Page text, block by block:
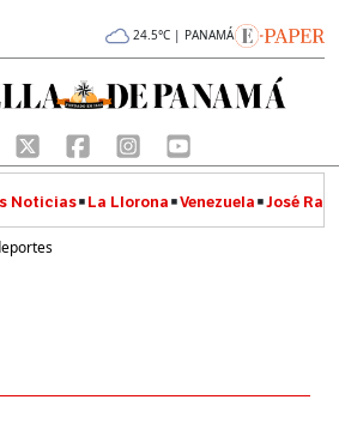
24.5°C | PANAMÁ
Noticias La Llorona Venezuela José